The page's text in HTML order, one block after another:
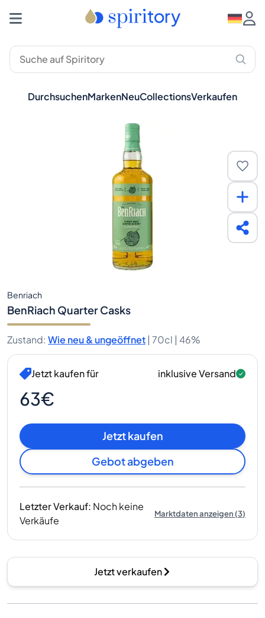
DurchsuchenMarkenNeuCollectionsVerkaufen
Benriach
BenRiach Quarter Casks
Zustand: Wie neu & ungeöffnet | 70cl | 46%
Jetzt kaufen für
63€
inklusive Versand
Jetzt kaufen
Gebot abgeben
Letzter Verkauf: Noch keine
Verkäufe
Marktdaten anzeigen(3)
Jetzt verkaufen